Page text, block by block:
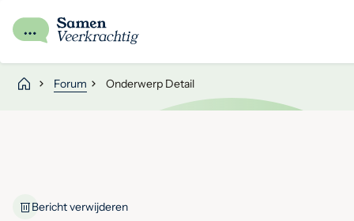
Forum Onderwerp Detail
Bericht verwijderen